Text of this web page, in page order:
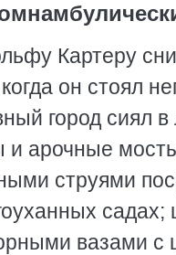
Картеру
он стоял
город сиял
и арочные
струями
вазами с